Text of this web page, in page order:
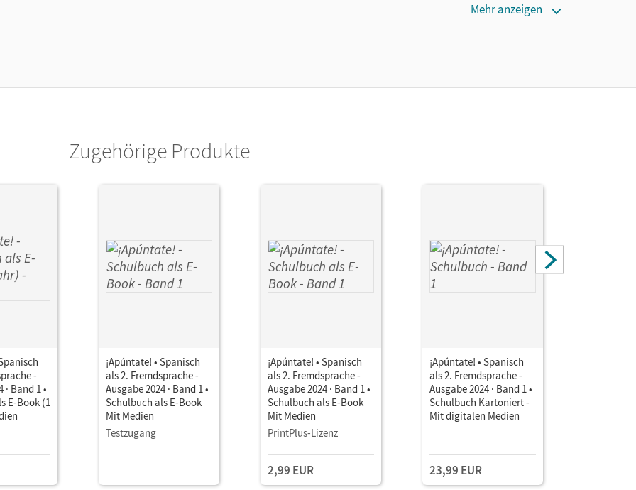
Cornelsen Verlag
Mehr anzeigen
Zugehörige Produkte
-
· Band 1 •
E-Book (1
¡Apúntate! • Spanisch
als 2. Fremdsprache -
Ausgabe 2024 · Band 1 •
Schulbuch als E-Book
Mit Medien
Testzugang
¡Apúntate! • Spanisch
als 2. Fremdsprache -
Ausgabe 2024 · Band 1 •
Schulbuch als E-Book
Mit Medien
PrintPlus-Lizenz
2,99 EUR
¡Apúntate! • Spanisch
als 2. Fremdsprache -
Ausgabe 2024 · Band 1 •
Schulbuch Kartoniert -
Mit digitalen Medien
23,99 EUR